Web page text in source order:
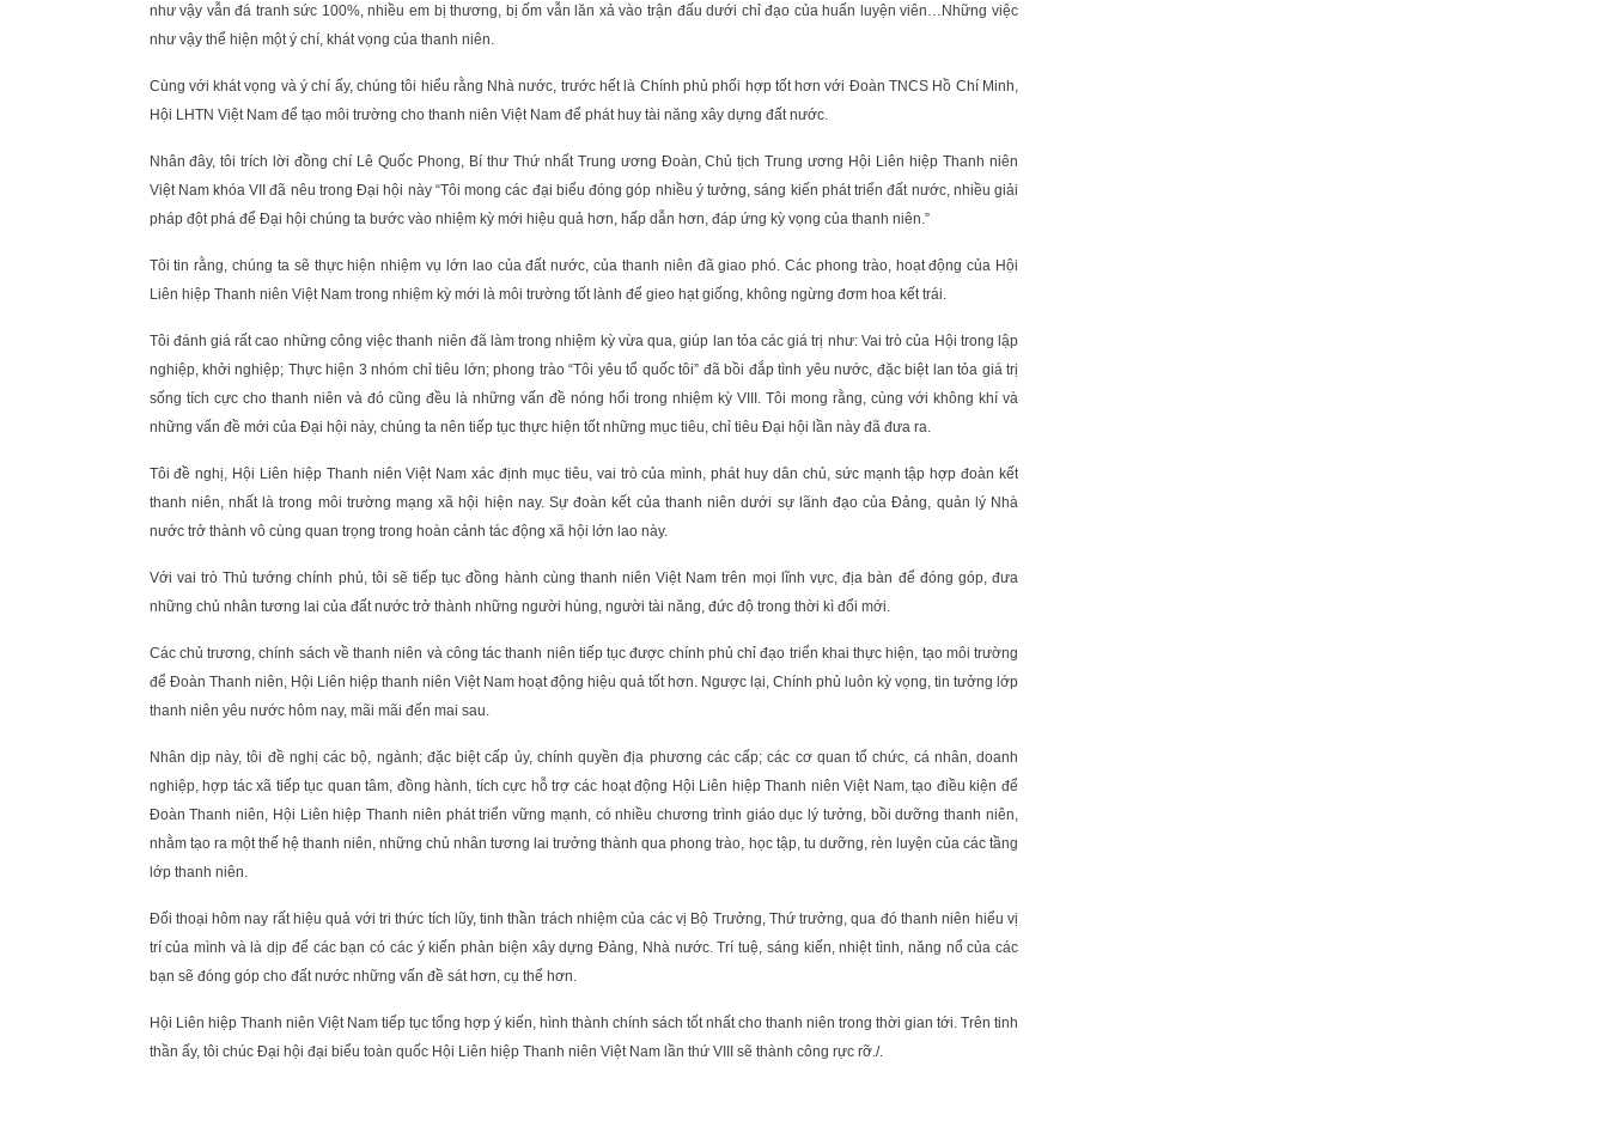
như vậy vẫn đá tranh sức 100%, nhiều em bị thương, bị ốm vẫn lăn xả vào trận đấu dưới chỉ đạo của huấn luyện viên…Những việc
như vậy thể hiện một ý chí, khát vọng của thanh niên.
Cùng với khát vọng và ý chí ấy, chúng tôi hiểu rằng Nhà nước, trước hết là Chính phủ phối hợp tốt hơn với Đoàn TNCS Hồ Chí Minh,
Hội LHTN Việt Nam để tạo môi trường cho thanh niên Việt Nam để phát huy tài năng xây dựng đất nước.
Nhân đây, tôi trích lời đồng chí Lê Quốc Phong, Bí thư Thứ nhất Trung ương Đoàn, Chủ tịch Trung ương Hội Liên hiệp Thanh niên
Việt Nam khóa VII đã nêu trong Đại hội này “Tôi mong các đại biểu đóng góp nhiều ý tưởng, sáng kiến phát triển đất nước, nhiều giải
pháp đột phá để Đại hội chúng ta bước vào nhiệm kỳ mới hiệu quả hơn, hấp dẫn hơn, đáp ứng kỳ vọng của thanh niên.”
Tôi tin rằng, chúng ta sẽ thực hiện nhiệm vụ lớn lao của đất nước, của thanh niên đã giao phó. Các phong trào, hoạt động của Hội
Liên hiệp Thanh niên Việt Nam trong nhiệm kỳ mới là môi trường tốt lành để gieo hạt giống, không ngừng đơm hoa kết trái.
Tôi đánh giá rất cao những công việc thanh niên đã làm trong nhiệm kỳ vừa qua, giúp lan tỏa các giá trị như: Vai trò của Hội trong lập
nghiệp, khởi nghiệp; Thực hiện 3 nhóm chỉ tiêu lớn; phong trào “Tôi yêu tổ quốc tôi” đã bồi đắp tình yêu nước, đặc biệt lan tỏa giá trị
sống tích cực cho thanh niên và đó cũng đều là những vấn đề nóng hổi trong nhiệm kỳ VIII. Tôi mong rằng, cùng với không khí và
những vấn đề mới của Đại hội này, chúng ta nên tiếp tục thực hiện tốt những mục tiêu, chỉ tiêu Đại hội lần này đã đưa ra.
Tôi đề nghị, Hội Liên hiệp Thanh niên Việt Nam xác định mục tiêu, vai trò của mình, phát huy dân chủ, sức mạnh tập hợp đoàn kết
thanh niên, nhất là trong môi trường mạng xã hội hiện nay. Sự đoàn kết của thanh niên dưới sự lãnh đạo của Đảng, quản lý Nhà
nước trở thành vô cùng quan trọng trong hoàn cảnh tác động xã hội lớn lao này.
Với vai trò Thủ tướng chính phủ, tôi sẽ tiếp tục đồng hành cùng thanh niên Việt Nam trên mọi lĩnh vực, địa bàn để đóng góp, đưa
những chủ nhân tương lai của đất nước trở thành những người hùng, người tài năng, đức độ trong thời kì đổi mới.
Các chủ trương, chính sách về thanh niên và công tác thanh niên tiếp tục được chính phủ chỉ đạo triển khai thực hiện, tạo môi trường
để Đoàn Thanh niên, Hội Liên hiệp thanh niên Việt Nam hoạt động hiệu quả tốt hơn. Ngược lại, Chính phủ luôn kỳ vọng, tin tưởng lớp
thanh niên yêu nước hôm nay, mãi mãi đến mai sau.
Nhân dịp này, tôi đề nghị các bộ, ngành; đặc biệt cấp ủy, chính quyền địa phương các cấp; các cơ quan tổ chức, cá nhân, doanh
nghiệp, hợp tác xã tiếp tục quan tâm, đồng hành, tích cực hỗ trợ các hoạt động Hội Liên hiệp Thanh niên Việt Nam, tạo điều kiện để
Đoàn Thanh niên, Hội Liên hiệp Thanh niên phát triển vững mạnh, có nhiều chương trình giáo dục lý tưởng, bồi dưỡng thanh niên,
nhằm tạo ra một thế hệ thanh niên, những chủ nhân tương lai trưởng thành qua phong trào, học tập, tu dưỡng, rèn luyện của các tầng
lớp thanh niên.
Đối thoại hôm nay rất hiệu quả với tri thức tích lũy, tinh thần trách nhiệm của các vị Bộ Trưởng, Thứ trưởng, qua đó thanh niên hiểu vị
trí của mình và là dịp để các bạn có các ý kiến phản biện xây dựng Đảng, Nhà nước. Trí tuệ, sáng kiến, nhiệt tình, năng nổ của các
bạn sẽ đóng góp cho đất nước những vấn đề sát hơn, cụ thể hơn.
Hội Liên hiệp Thanh niên Việt Nam tiếp tục tổng hợp ý kiến, hình thành chính sách tốt nhất cho thanh niên trong thời gian tới. Trên tinh
thần ấy, tôi chúc Đại hội đại biểu toàn quốc Hội Liên hiệp Thanh niên Việt Nam lần thứ VIII sẽ thành công rực rỡ./.